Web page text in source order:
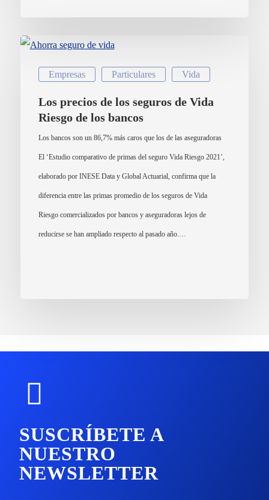
Empresas Particulares Vida
Los precios de los seguros de Vida
Riesgo de los bancos
Los bancos son un 86,7% más caros que los de las aseguradoras
El ‘Estudio comparativo de primas del seguro Vida Riesgo 2021’,
elaborado por INESE Data y Global Actuarial, confirma que la
diferencia entre las primas promedio de los seguros de Vida
Riesgo comercializados por bancos y aseguradoras lejos de
reducirse se han ampliado respecto al pasado año.…
SUSCRÍBETE A
NUESTRO
NEWSLETTER